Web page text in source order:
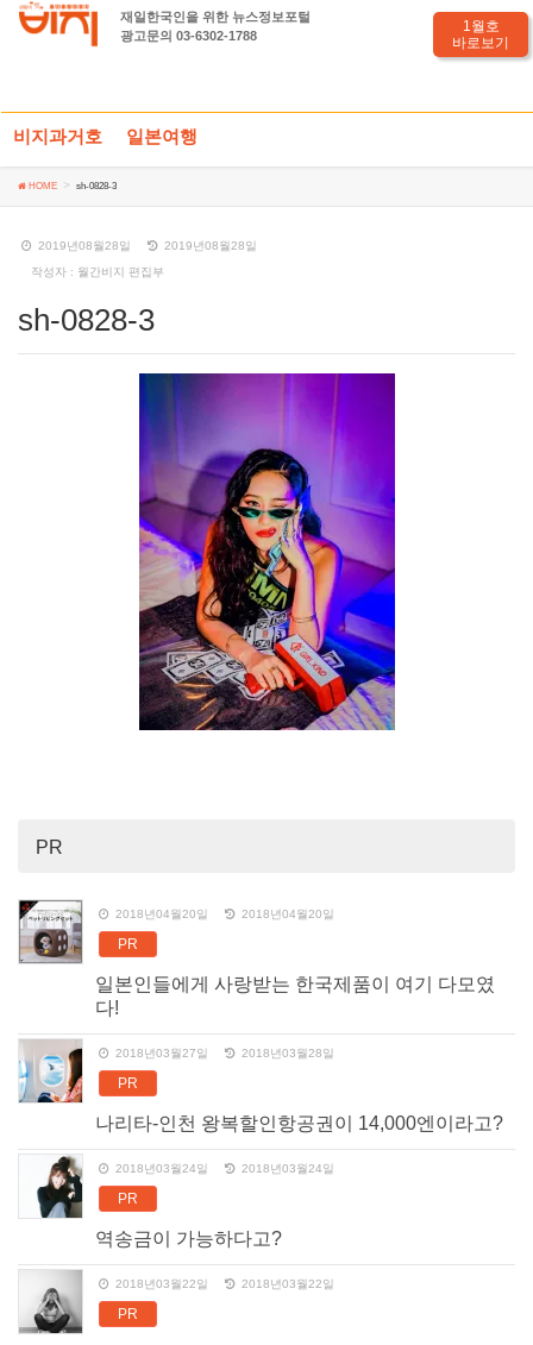
1월호
바로보기
재일한국인을 위한 뉴스정보포털
광고문의 03-6302-1788
비지과거호 일본여행
sh-0828-3
HOME sh-0828-3
2019년08월28일
2019년08월28일
작성자 : 월간비지 편집부
sh-0828-3
PR
2018년04월20일 2018년04월20일
PR
일본인들에게 사랑받는 한국제품이 여기 다모였
다!
2018년03월27일 2018년03월28일
PR
나리타-인천 왕복할인항공권이 14,000엔이라고?
2018년03월24일 2018년03월24일
PR
역송금이 가능하다고?
2018년03월22일 2018년03월22일
PR